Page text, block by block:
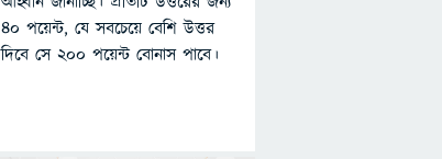
৪০ পয়েন্ট, যে সবচেয়ে বেশি উত্তর
দিবে সে ২০০ পয়েন্ট বোনাস পাবে।